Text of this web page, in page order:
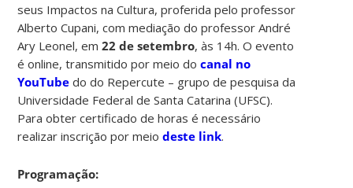
seus Impactos na Cultura, proferida pelo professor
Alberto Cupani, com mediação do professor André
Ary Leonel, em22 de setembro, às 14h. O evento
é online, transmitido por meio docanal no
YouTube do do Repercute – grupo de pesquisa da
Universidade Federal de Santa Catarina (UFSC).
Para obter certificado de horas é necessário
realizar inscrição por meiodeste link.
Programação: